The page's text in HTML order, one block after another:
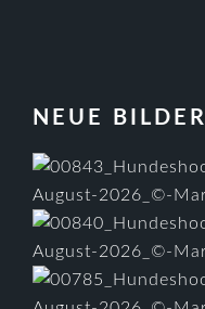
FOOTER
NEUE BILDER